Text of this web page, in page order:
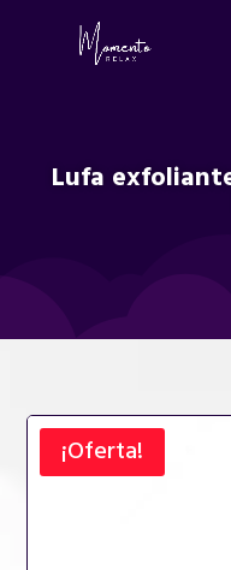
Lufa
¡Oferta!